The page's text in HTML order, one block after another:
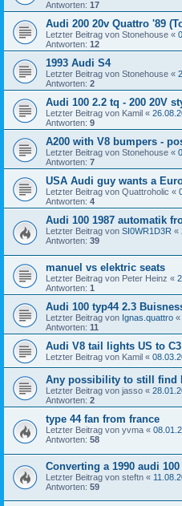
Antworten: 17
Audi 200 20v Quattro '89
Letzter Beitrag von Stonehouse «
Antworten: 12
1993 Audi S4
Letzter Beitrag von Stonehouse «
Antworten: 2
Audi 100 2.2 tq - 200 20V
Letzter Beitrag von Kamil «
Antworten: 9
A200 with V8 bumpers -
Letzter Beitrag von Stonehouse «
Antworten: 7
USA Audi guy wants a
Letzter Beitrag von Quattroholic «
Antworten: 4
Audi 100 1987 automatik
Letzter Beitrag von SI0WR1D3R «
Antworten: 39
manuel vs elektric seats
Letzter Beitrag von Peter Heinz «
Antworten: 1
Audi 100 typ44 2.3
Letzter Beitrag von Ignas.quattro «
Antworten: 11
Audi V8 tail lights US to
Letzter Beitrag von Kamil «
Any possibility to still find
Letzter Beitrag von jasso «
Antworten: 2
type 44 fan from france
Letzter Beitrag von yvma «
Antworten: 58
Converting a 1990 audi
Letzter Beitrag von steftn «
Antworten: 59